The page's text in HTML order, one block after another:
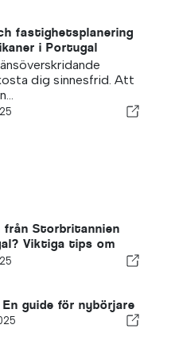
fastighetsplanering
i Portugal
dig sinnesfrid. Att
Storbritannien
Viktiga tips om
planering
guide för nybörjare